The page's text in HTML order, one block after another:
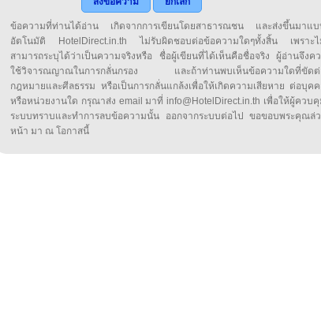
ข้อความที่ท่านได้อ่าน เกิดจากการเขียนโดยสาธารณชน และส่งขึ้นมาแบ
อัตโนมัติ HotelDirect.in.th ไม่รับผิดชอบต่อข้อความใดๆทั้งสิ้น เพราะไ
สามารถระบุได้ว่าเป็นความจริงหรือ ชื่อผู้เขียนที่ได้เห็นคือชื่อจริง ผู้อ่านจึงค
ใช้วิจารณญาณในการกลั่นกรอง และถ้าท่านพบเห็นข้อความใดที่ขัดต่
กฎหมายและศีลธรรม หรือเป็นการกลั่นแกล้งเพื่อให้เกิดความเสียหาย ต่อบุค
หรือหน่วยงานใด กรุณาส่ง email มาที่ info@HotelDirect.in.th เพื่อให้ผู้ควบคุ
ระบบทราบและทำการลบข้อความนั้น ออกจากระบบต่อไป ขอขอบพระคุณล่ว
หน้า มา ณ โอกาสนี้